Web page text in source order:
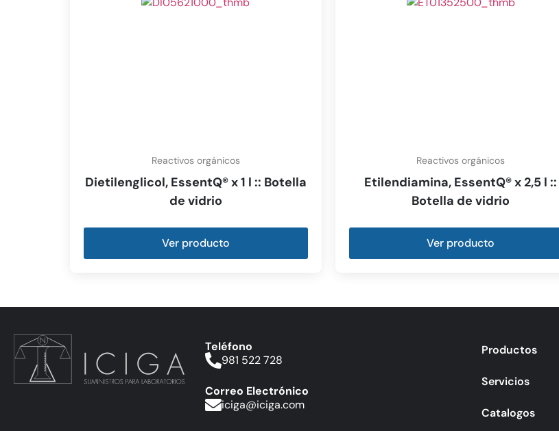
Reactivos orgánicos
Dietilenglicol, EssentQ® x 1 l :: Botella
de vidrio
Ver producto
Reactivos orgánicos
Etilendiamina, EssentQ® x 2,5 l ::
Botella de vidrio
Ver producto
Teléfono
981 522 728
Correo Electrónico
iciga@iciga.com
Productos
Servicios
Catalogos